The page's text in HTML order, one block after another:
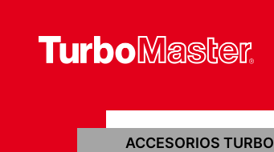
ACCESORIOS TURBO